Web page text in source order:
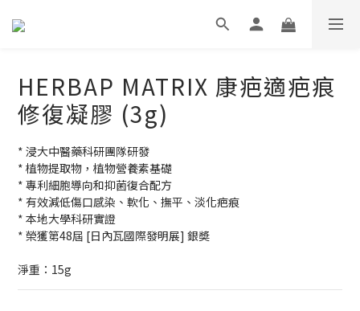
HERBAP MATRIX 康疤適疤痕
修復凝膠 (3g)
* 浸大中醫藥科研團隊研發
* 植物提取物，植物營養素基礎
* 專利細胞導向和抑菌復合配方
* 有效減低傷口感染、軟化、撫平、淡化疤痕
* 本地大學科研實證
* 榮獲第48屆 [日內瓦國際發明展] 銀奬
淨重：15g